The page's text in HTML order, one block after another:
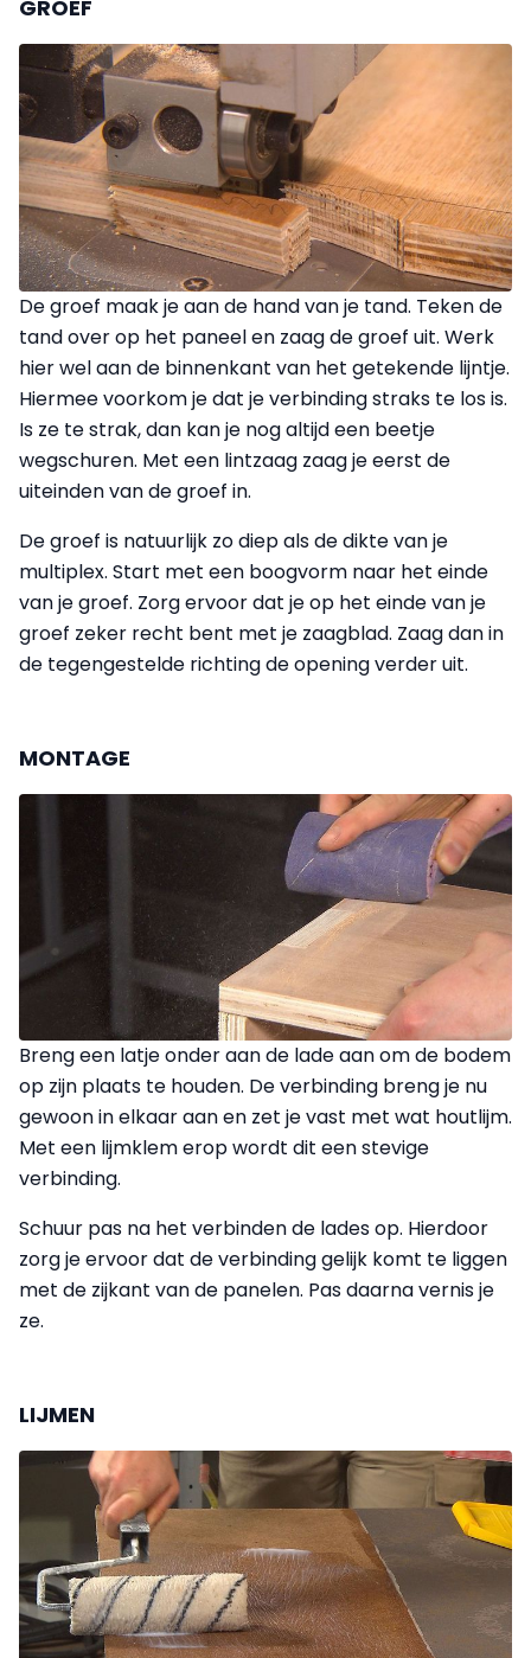
GROEF
De groef maak je aan de hand van je tand. Teken de
tand over op het paneel en zaag de groef uit. Werk
hier wel aan de binnenkant van het getekende lijntje.
Hiermee voorkom je dat je verbinding straks te los is.
Is ze te strak, dan kan je nog altijd een beetje
wegschuren. Met een lintzaag zaag je eerst de
uiteinden van de groef in.
De groef is natuurlijk zo diep als de dikte van je
multiplex. Start met een boogvorm naar het einde
van je groef. Zorg ervoor dat je op het einde van je
groef zeker recht bent met je zaagblad. Zaag dan in
de tegengestelde richting de opening verder uit.
MONTAGE
Breng een latje onder aan de lade aan om de bodem
op zijn plaats te houden. De verbinding breng je nu
gewoon in elkaar aan en zet je vast met wat houtlijm.
Met een lijmklem erop wordt dit een stevige
verbinding.
Schuur pas na het verbinden de lades op. Hierdoor
zorg je ervoor dat de verbinding gelijk komt te liggen
met de zijkant van de panelen. Pas daarna vernis je
ze.
LIJMEN